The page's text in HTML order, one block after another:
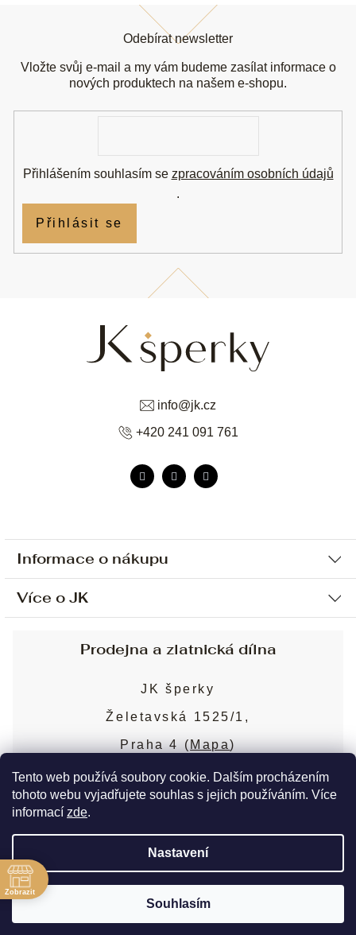
Tento web používá soubory cookie. Dalším procházením
tohoto webu vyjadřujete souhlas s jejich používáním. Více
informací zde.
Nastavení
Souhlasím
Informace o nákupu
Ochrana osobních údajů
Sjednání osobní schůzky
Obchodní podmínky
Puncovní značky
Více o JK
Blog
Nejčastější dotazy
info@jk.cz
+420 241 091 761
Odebírat newsletter
Vložte svůj e-mail a my vám budeme zasílat informace o
nových produktech na našem e-shopu.
Přihlášením souhlasím se zpracováním osobních údajů
.
Přihlásit se
Prodejna a zlatnická dílna
JK šperky
Želetavská 1525/1,
Praha 4 ( Mapa)
Více o prodejně
Copyright 2026JK šperky. Všechna práva
vyhrazena. Upravit nastavení cookies
Vytvořil Shoptet Premium
Zobrazit